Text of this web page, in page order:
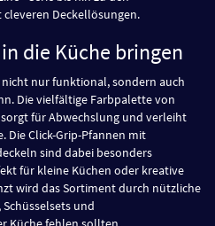
Deckellösungen.
die Küche bringen
nicht nur funktional, sondern auch
Die vielfältige Farbpalette von
für Abwechslung und verleiht
Die Click-Grip-Pfannen mit
sind dabei besonders
für kleine Küchen oder kreative
wird das Sortiment durch nützliche
und